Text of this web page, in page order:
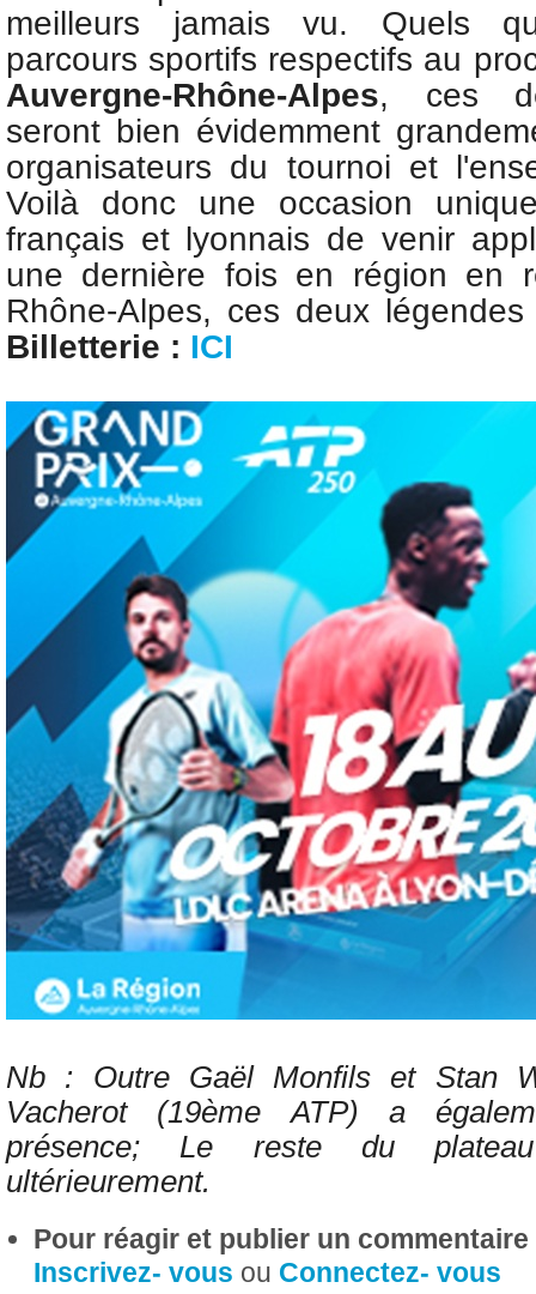
meilleurs jamais vu. Quels
parcours sportifs respectifs au
Auvergne-Rhône-Alpes, ces
seront bien évidemment
organisateurs du tournoi et
Voilà donc une occasion
français et lyonnais de venir
une dernière fois en région en
Rhône-Alpes, ces deux
Billetterie : ICI
Nb : Outre Gaël Monfils et Stan
Vacherot (19ème ATP) a
présence; Le reste du
ultérieurement.
Pour réagir et publier un
Inscrivez- vous ou Connectez- vous